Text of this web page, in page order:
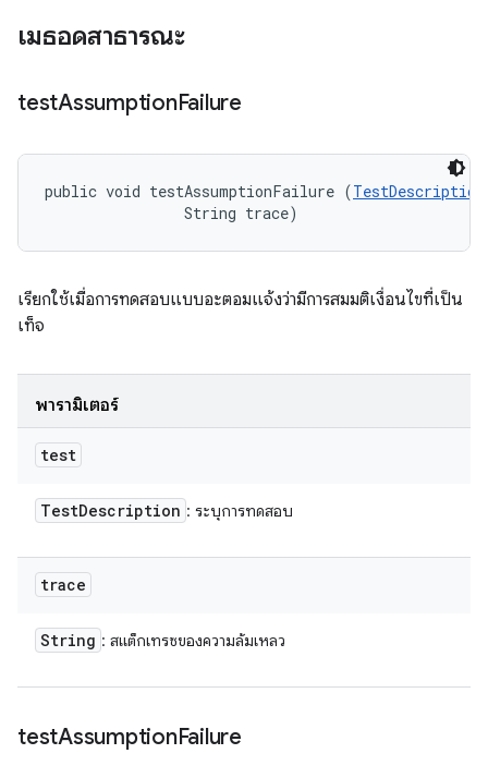
เมธอดสาธารณะ
testAssumptionFailure
public void testAssumptionFailure (TestDescription
                String trace)
เรียกใช้เมื่อการทดสอบแบบอะตอมแจ้งว่ามีการสมมติเงื่อนไขที่เป็น
เท็จ
พารามิเตอร์
test
TestDescription : ระบุการทดสอบ
trace
String : สแต็กเทรซของความล้มเหลว
testAssumptionFailure